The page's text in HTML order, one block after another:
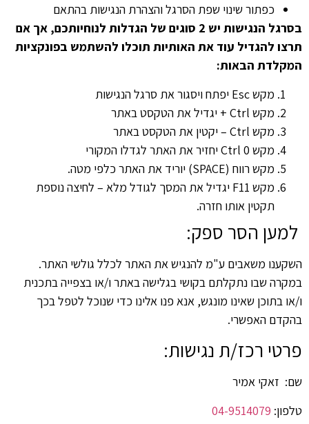
כפתור שינוי שפת הסרגל והצהרת הנגישות בהתאם
בסרגל הנגישות יש 2 סוגים של הגדלות לנוחיותכם, אך אם
תרצו להגדיל עוד את האותיות תוכלו להשתמש בפונקציות
המקלדת הבאות:
מקש Esc יפתח ויסגור את סרגל הנגישות
מקש Ctrl + יגדיל את הטקסט באתר
מקש Ctrl – יקטין את הטקסט באתר
מקש Ctrl 0 יחזיר את האתר לגדלו המקורי
מקש רווח (SPACE) יוריד את האתר כלפי מטה.
מקש F11 יגדיל את המסך לגודל מלא – לחיצה נוספת
תקטין אותו חזרה.
למען הסר ספק:
השקענו משאבים ע"מ להנגיש את האתר לכלל גולשי האתר.
במקרה שבו נתקלתם בקושי בגלישה באתר ו/או בצפייה בתכנית
ו/או בתוכן שאינו מונגש, אנא פנו אלינו כדי שנוכל לטפל בכך
בהקדם האפשרי.
פרטי רכז/ת נגישות:
שם: זאקי אמיר
טלפון: 04-9514079